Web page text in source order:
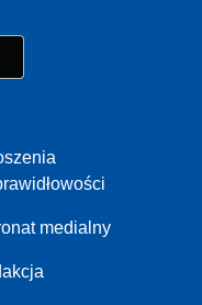
medialny